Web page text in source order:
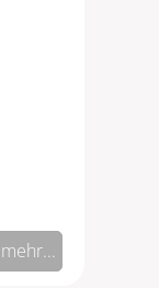
mehr...